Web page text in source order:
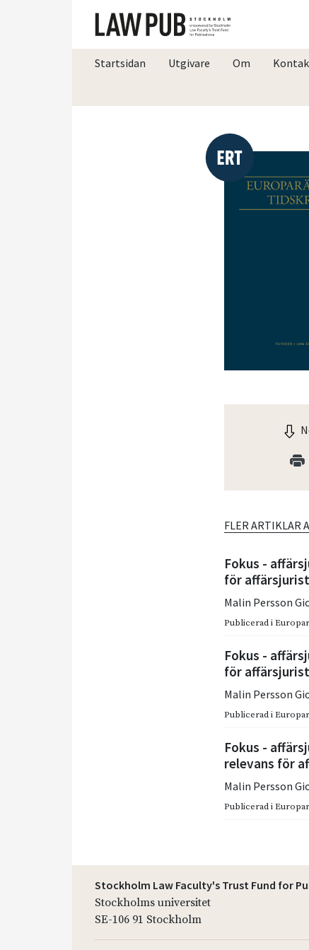
Startsidan Utgivare Om
FLER ARTIKLAR
Fokus -
för
Malin Persson
Publicerad i
Fokus -
för
Malin Persson
Publicerad i
Fokus -
relevans för
Malin Persson
Publicerad i
Stockholm Law Faculty's Trust Fund for
Stockholms universitet
SE-106 91 Stockholm